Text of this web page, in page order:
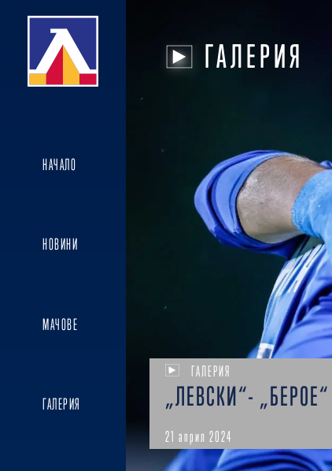
НАЧАЛО
НОВИНИ
МАЧОВЕ
ГАЛЕРИЯ
ГАЛЕРИЯ
ГАЛЕРИЯ
„ЛЕВСКИ“- „БЕРОЕ“
21 април 2024